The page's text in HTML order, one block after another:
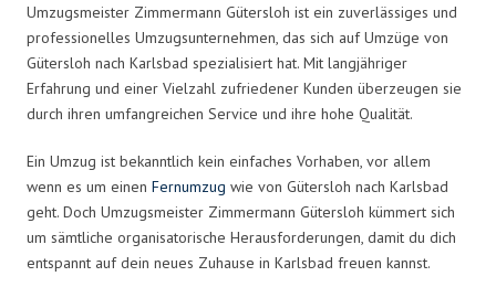
Umzugsmeister Zimmermann Gütersloh ist ein zuverlässiges und
professionelles Umzugsunternehmen, das sich auf Umzüge von
Gütersloh nach Karlsbad spezialisiert hat. Mit langjähriger
Erfahrung und einer Vielzahl zufriedener Kunden überzeugen sie
durch ihren umfangreichen Service und ihre hohe Qualität.
Ein Umzug ist bekanntlich kein einfaches Vorhaben, vor allem
wenn es um einen Fernumzug wie von Gütersloh nach Karlsbad
geht. Doch Umzugsmeister Zimmermann Gütersloh kümmert sich
um sämtliche organisatorische Herausforderungen, damit du dich
entspannt auf dein neues Zuhause in Karlsbad freuen kannst.